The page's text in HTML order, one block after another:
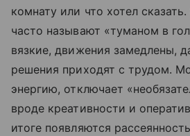
комнату или что хотел
часто называют «туманом в
вязкие, движения замедлены,
решения приходят с трудом.
энергию, отключает
вроде креативности и
итоге появляются